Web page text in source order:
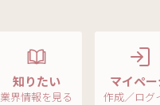
知りたい
業界情報を見る
マイペー
作成／ログ